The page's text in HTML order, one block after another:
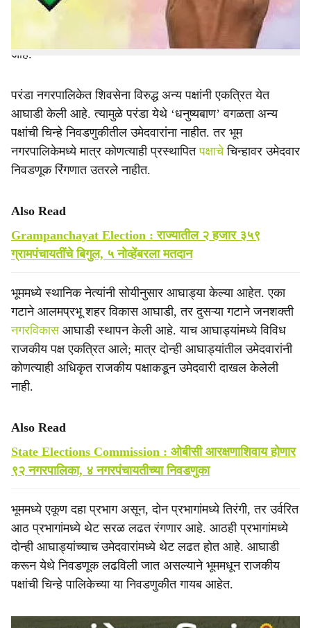
भूममध्ये तर एकाही पक्षाचे चिन्ह नाही, तर परंडा येथे शिवसेना वगळता
अन्य पक्षाचे चिन्ह नाही. मुक्त चिन्हे घेऊन निवडणूक लढविली जात
आहे.
परंडा नगरपालिकेत शिवसेना विरुद्ध अन्य पक्षांनी एकत्रित येत
आघाडी केली आहे. त्यामुळे परंडा येथे ‘धनुष्यबाण’ वगळता अन्य
पक्षांची चिन्हे निवडणुकीतील उमेदवारांना नाहीत. तर भूम
नगरपालिकेमध्ये मात्र कोणत्याही प्रस्थापितपक्षाचेचिन्हावर उमेदवार
निवडणूक रिंगणात उतरले नाहीत.
Also Read
Grampanchayat Election : राज्यातील २ हजार ३५९
ग्रामपंचायतींचे बिगुल, ५ नोव्हेंबरला मतदान
भूममध्ये स्थानिक नेत्यांनी सोयीनुसार आघाड्या केल्या आहेत. एका
गटाने आलमप्रभू शहर विकास आघाडी, तर दुसऱ्या गटाने जनशक्ती
नगरविकासआघाडी स्थापन केली आहे. याच आघाड्यांमध्ये विविध
राजकीय पक्ष एकत्रित आले; मात्र दोन्ही आघाड्यांतील उमेदवारांनी
कोणत्याही अधिकृत राजकीय पक्षाकडून उमेदवारी दाखल केलेली
नाही.
Also Read
State Elections Commission : ओबीसी आरक्षणाशिवाय होणार
९२ नगरपालिका, ४ नगरपंचायतीच्या निवडणुका
भूममध्ये एकूण दहा प्रभाग असून, दोन प्रभागांमध्ये तिरंगी, तर उर्वरित
आठ प्रभागांमध्ये थेट सरळ लढत रंगणार आहे. आठही प्रभागांमध्ये
दोन्ही आघाड्यांच्याच उमेदवारांमध्ये थेट लढत होत आहे. आघाडी
करून येथे निवडणूक लढविली जात असल्याने भूममधून राजकीय
पक्षांची चिन्हे पालिकेच्या या निवडणुकीत गायब आहेत.